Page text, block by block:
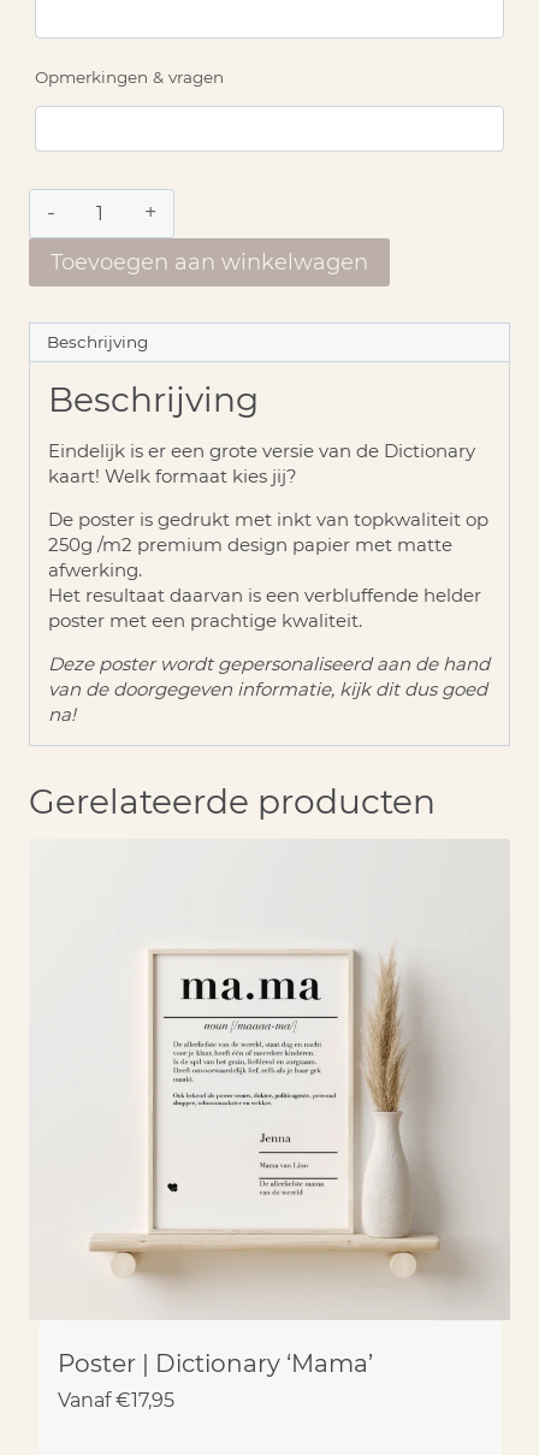
Opmerkingen & vragen
Poster
Dictionary
'Bestie'
Toevoegen aan winkelwagen
Beschrijving
Beschrijving
Eindelijk is er een grote versie van de Dictionary
kaart! Welk formaat kies jij?
De poster is gedrukt met inkt van topkwaliteit op
250g /m2 premium design papier met matte
afwerking.
Het resultaat daarvan is een verbluffende helder
poster met een prachtige kwaliteit.
Deze poster wordt gepersonaliseerd aan de hand
van de doorgegeven informatie, kijk dit dus goed
na!
Gerelateerde producten
Poster | Dictionary ‘Mama’
Vanaf €17,95